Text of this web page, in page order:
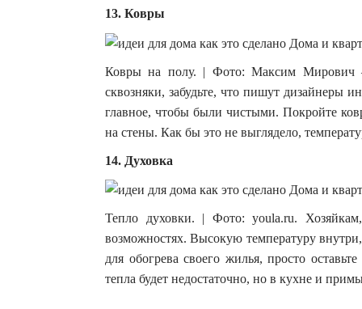
13. Ковры
Ковры на полу. | Фото: Максим Мирович
сквозняки, забудьте, что пишут дизайнеры
главное, чтобы были чистыми. Покройте
на стены. Как бы это не выглядело,
14. Духовка
Тепло духовки. | Фото: youla.ru.
возможностях. Высокую температуру
для обогрева своего жилья, просто
тепла будет недостаточно, но в кухне и